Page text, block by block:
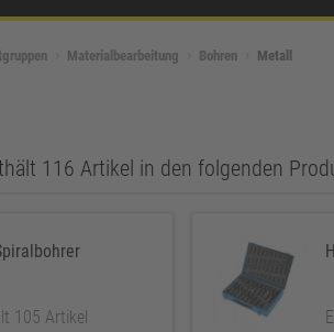
Materialbearbeitung Bohren Metall
116 Artikel in den folgenden
105 Artikel